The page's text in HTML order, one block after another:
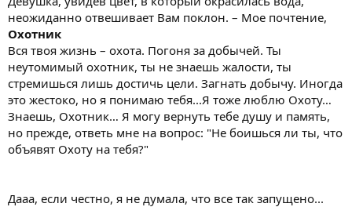
неожиданно отвешивает Вам поклон. – Мое почтение,
Охотник
Вся твоя жизнь – охота. Погоня за добычей. Ты
неутомимый охотник, ты не знаешь жалости, ты
стремишься лишь достичь цели. Загнать добычу. Иногда
это жестоко, но я понимаю тебя...Я тоже люблю Охоту…
Знаешь, Охотник… Я могу вернуть тебе душу и память,
но прежде, ответь мне на вопрос: "Не боишься ли ты, что
объявят Охоту на тебя?"
Дааа, если честно, я не думала, что все так запущено...